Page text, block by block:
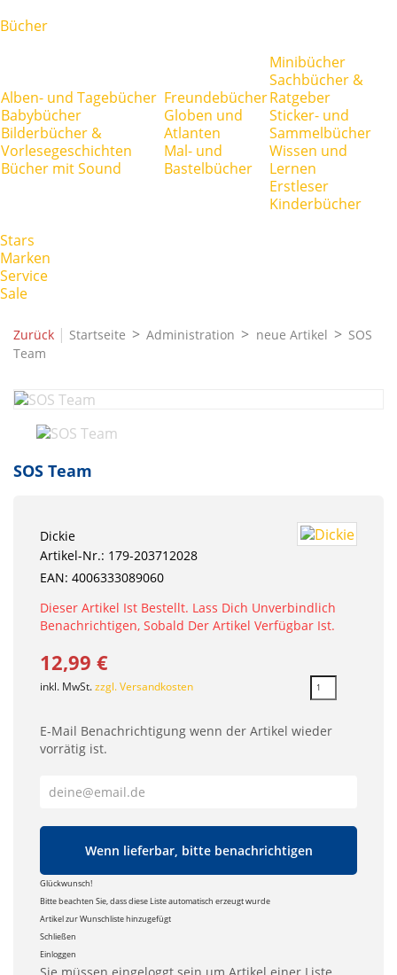
Bücher
Alben- und Tagebücher
Babybücher
Bilderbücher &
Vorlesegeschichten
Bücher mit Sound
Freundebücher
Globen und
Atlanten
Mal- und
Bastelbücher
Minibücher
Sachbücher &
Ratgeber
Sticker- und
Sammelbücher
Wissen und
Lernen
Erstleser
Kinderbücher
Stars
Marken
Service
Sale
Zurück | Startseite Administration neue Artikel
SOS
Team
SOS Team
Dickie
Artikel-Nr.: 179-203712028
EAN: 4006333089060
Dieser Artikel Ist Bestellt. Lass Dich Unverbindlich
Benachrichtigen, Sobald Der Artikel Verfügbar Ist.
12,99 €
inkl. MwSt.zzgl. Versandkosten
E-Mail Benachrichtigung wenn der Artikel wieder
vorrätig ist.
Wenn lieferbar, bitte benachrichtigen
Glückwunsch!
Bitte beachten Sie, dass diese Liste automatisch erzeugt wurde
Artikel zur Wunschliste hinzugefügt
Schließen
Einloggen
Sie müssen eingeloggt sein um Artikel einer Liste